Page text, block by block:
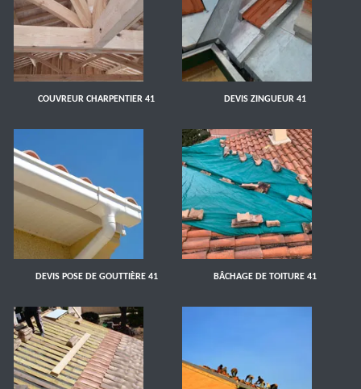
COUVREUR CHARPENTIER 41 DEVIS ZINGUEUR 41
DEVIS POSE DE GOUTTIÈRE 41 BÂCHAGE DE TOITURE 41